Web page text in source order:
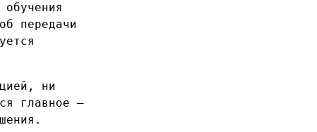
передачи
ни
главное —